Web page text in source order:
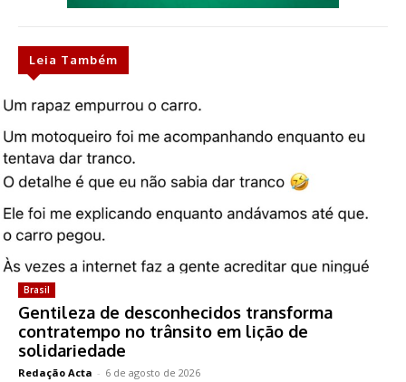
Leia Também
Brasil
Gentileza de desconhecidos transforma
contratempo no trânsito em lição de
solidariedade
Redação Acta - 6 de agosto de 2026